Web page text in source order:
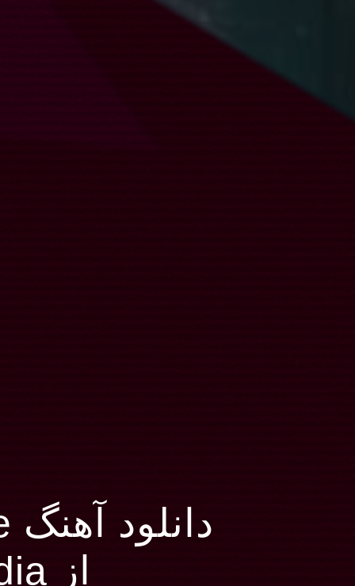
دانلود آهنگ Delete Rewrite
از Dyscordia